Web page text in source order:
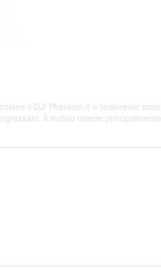
il DJI Phantom 4 è finalmente stato
Il motivo risiede principalmente